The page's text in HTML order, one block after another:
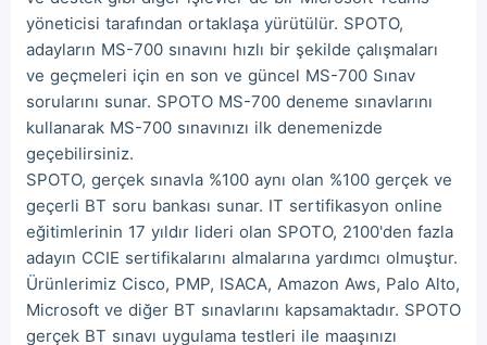
yöneticisi tarafından ortaklaşa yürütülür. SPOTO,
adayların MS-700 sınavını hızlı bir şekilde çalışmaları
ve geçmeleri için en son ve güncel MS-700 Sınav
sorularını sunar. SPOTO MS-700 deneme sınavlarını
kullanarak MS-700 sınavınızı ilk denemenizde
geçebilirsiniz.
SPOTO, gerçek sınavla %100 aynı olan %100 gerçek ve
geçerli BT soru bankası sunar. IT sertifikasyon online
eğitimlerinin 17 yıldır lideri olan SPOTO, 2100'den fazla
adayın CCIE sertifikalarını almalarına yardımcı olmuştur.
Ürünlerimiz Cisco, PMP, ISACA, Amazon Aws, Palo Alto,
Microsoft ve diğer BT sınavlarını kapsamaktadır. SPOTO
gerçek BT sınavı uygulama testleri ile maaşınızı